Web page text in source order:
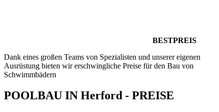
BESTPREIS
Dank eines großen Teams von Spezialisten und unserer eigenen
Ausrüstung bieten wir erschwingliche Preise für den Bau von
Schwimmbädern
POOLBAU IN Herford - PREISE